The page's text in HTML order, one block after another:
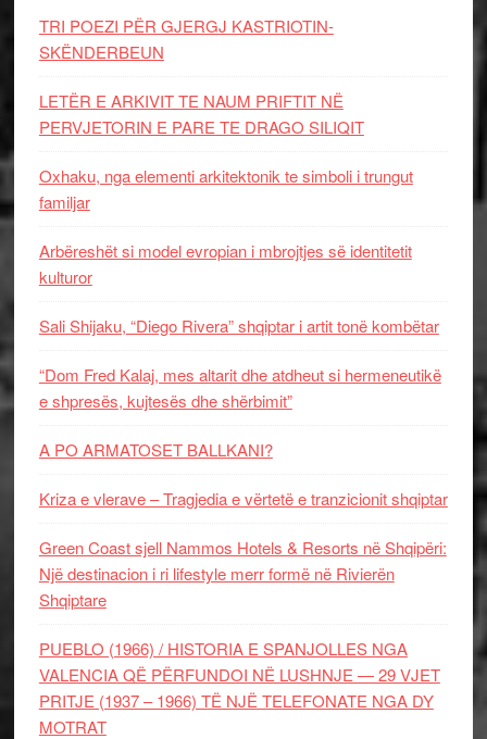
TRI POEZI PËR GJERGJ KASTRIOTIN-
SKËNDERBEUN
LETËR E ARKIVIT TE NAUM PRIFTIT NË
PERVJETORIN E PARE TE DRAGO SILIQIT
Oxhaku, nga elementi arkitektonik te simboli i trungut
familjar
Arbëreshët si model evropian i mbrojtjes së identitetit
kulturor
Sali Shijaku, “Diego Rivera” shqiptar i artit tonë kombëtar
“Dom Fred Kalaj, mes altarit dhe atdheut si hermeneutikë
e shpresës, kujtesës dhe shërbimit”
A PO ARMATOSET BALLKANI?
Kriza e vlerave – Tragjedia e vërtetë e tranzicionit shqiptar
Green Coast sjell Nammos Hotels & Resorts në Shqipëri:
Një destinacion i ri lifestyle merr formë në Rivierën
Shqiptare
PUEBLO (1966) / HISTORIA E SPANJOLLES NGA
VALENCIA QË PËRFUNDOI NË LUSHNJE — 29 VJET
PRITJE (1937 – 1966) TË NJË TELEFONATE NGA DY
MOTRAT